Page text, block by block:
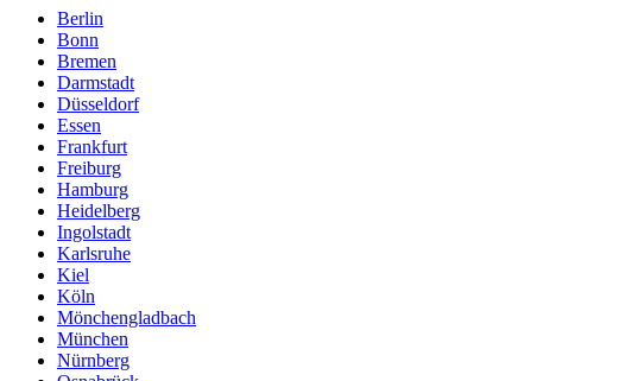
Berlin
Bonn
Bremen
Darmstadt
Düsseldorf
Essen
Frankfurt
Freiburg
Hamburg
Heidelberg
Ingolstadt
Karlsruhe
Kiel
Köln
Mönchengladbach
München
Nürnberg